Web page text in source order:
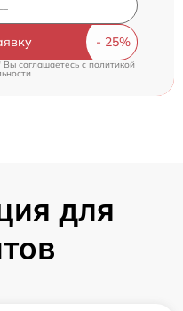
Вы соглашаетесь cполитикой
для